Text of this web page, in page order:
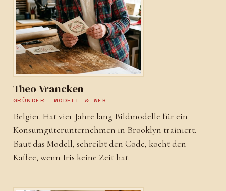
Theo Vrancken
GRÜNDER, MODELL & WEB
Belgier. Hat vier Jahre lang Bildmodelle für ein
Konsumgüterunternehmen in Brooklyn trainiert.
Baut das Modell, schreibt den Code, kocht den
Kaffee, wenn Iris keine Zeit hat.